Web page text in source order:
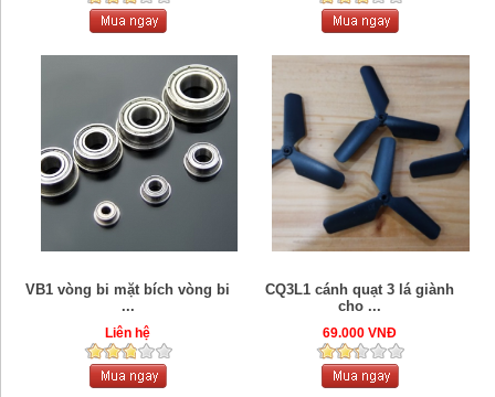
VB1 vòng bi mặt bích vòng bi
...
Liên hệ
CQ3L1 cánh quạt 3 lá giành
cho ...
69.000 VNĐ